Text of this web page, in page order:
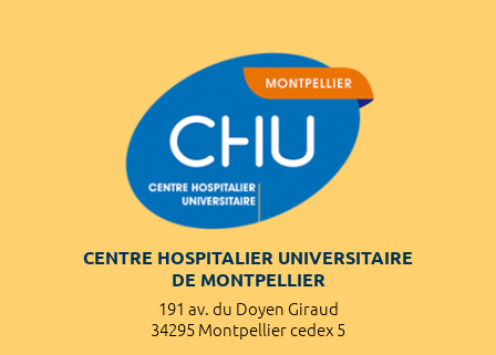
CENTRE HOSPITALIER UNIVERSITAIRE
DE MONTPELLIER
191 av. du Doyen Giraud
34295 Montpellier cedex 5